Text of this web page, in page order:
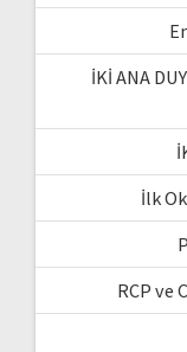
İKİ ANA
İlk
RCP ve